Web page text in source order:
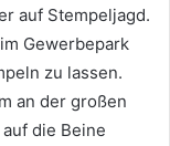
auf Stempeljagd.
Gewerbepark
zu lassen.
an der großen
die Beine